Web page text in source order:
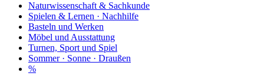
Naturwissenschaft & Sachkunde
Spielen & Lernen · Nachhilfe
Basteln und Werken
Möbel und Ausstattung
Turnen, Sport und Spiel
Sommer · Sonne · Draußen
%